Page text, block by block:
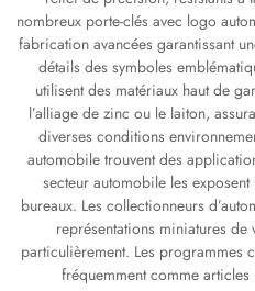
nombreux porte-clés avec logo
fabrication avancées garantissant
détails des symboles
utilisent des matériaux haut de
l’alliage de zinc ou le laiton,
diverses conditions
automobile trouvent des
secteur automobile les
bureaux. Les collectionneurs
représentations miniatures de
particulièrement. Les programmes
fréquemment comme